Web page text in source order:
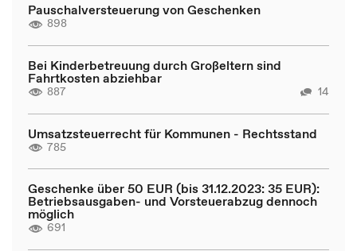
Pauschalversteuerung von Geschenken
898
Bei Kinderbetreuung durch Großeltern sind
Fahrtkosten abziehbar
887 14
Umsatzsteuerrecht für Kommunen - Rechtsstand
785
Geschenke über 50 EUR (bis 31.12.2023: 35 EUR):
Betriebsausgaben- und Vorsteuerabzug dennoch
möglich
691